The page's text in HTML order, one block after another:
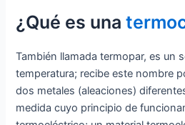
¿Qué es una
También llamada termopar, es un
temperatura; recibe este nombre
dos metales (aleaciones)
medida cuyo principio de